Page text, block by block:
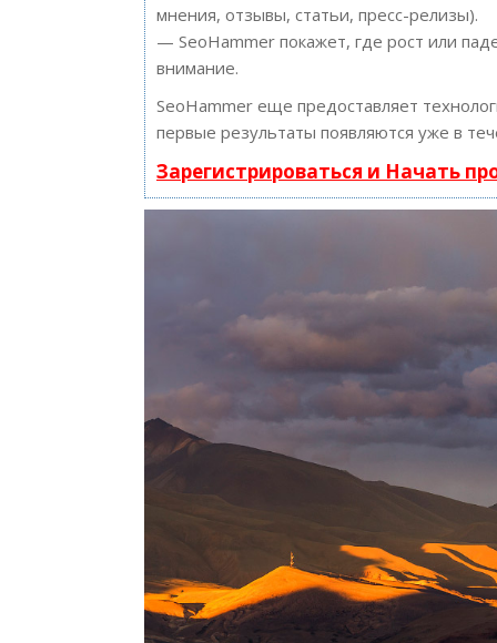
мнения, отзывы, статьи, пресс-релизы).
— SeoHammer покажет, где рост или
внимание.
SeoHammer еще предоставляет
первые результаты появляются уже в
Зарегистрироваться и Начать